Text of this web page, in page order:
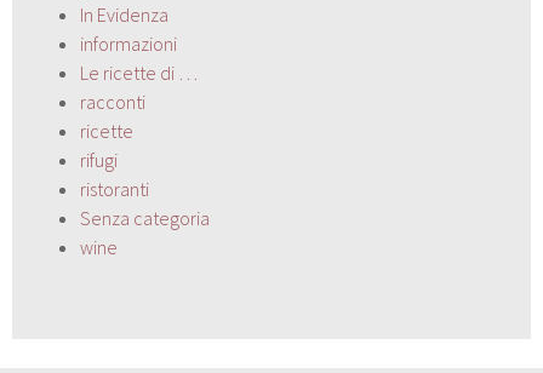
In Evidenza
informazioni
Le ricette di …
racconti
ricette
rifugi
ristoranti
Senza categoria
wine